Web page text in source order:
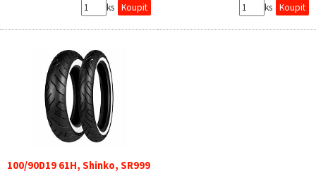
ks
ks
100/90D19 61H, Shinko, SR999